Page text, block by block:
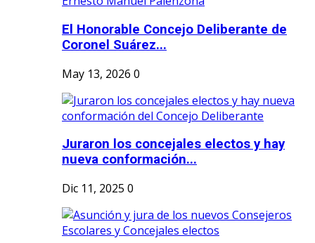
El Honorable Concejo Deliberante de
Coronel Suárez...
May 13, 2026 0
Juraron los concejales electos y hay
nueva conformación...
Dic 11, 2025 0